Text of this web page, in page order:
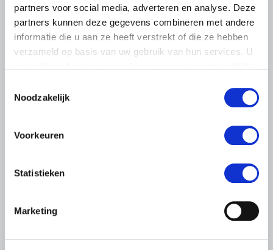
partners voor social media, adverteren en analyse. Deze
partners kunnen deze gegevens combineren met andere
informatie die u aan ze heeft verstrekt of die ze hebben
verzameld op basis van uw gebruik van hun services. U
Noodzakelijk
Voorkeuren
Statistieken
Marketing
6 AUGUSTUS 2026
bezoekt melkveehouderij in
Maarten Goudzwaard (JA21) en beleidsmedewerker
Lees meer